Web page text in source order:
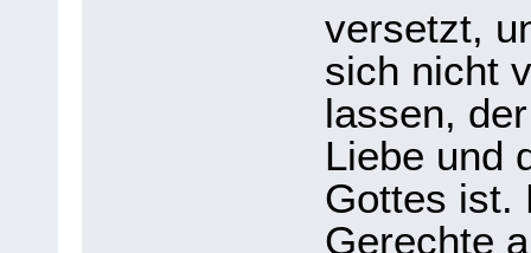
versetzt,
sich nicht
lassen,
Liebe und
Gottes ist.
Gerechte